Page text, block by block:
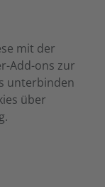
mit der
Add-ons zur
unterbinden
über